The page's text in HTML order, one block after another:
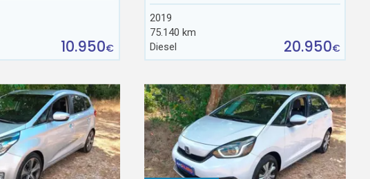
10.950€
2019
75.140 km
Diesel
20.950€